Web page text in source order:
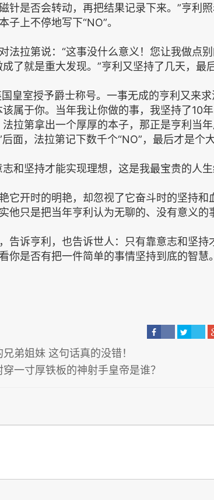
针是否会转动，再把结果记录下来。”亨利
子上不停地写下“NO”。
法拉第说：“这事没什么意义！您让我做点
了就是重大发现。”亨利又坚持了几天，最
皇室授予爵士称号。一事无成的亨利又来
属于你。当年我让你做的事，我坚持了10
法拉第拿出一个厚厚的本子，那正是亨利当
面，法拉第记下数千个“NO”，最后才是个大
和坚持才能实现理想，这是我最宝贵的人生
它开时的明艳，却忽视了它奋斗时的坚持和
他只是把当年亨利认为无聊的、没有意义的
告诉亨利，也告诉世人：只有靠意志和坚持
你是否有把一件简单的事情坚持到底的智慧。
弟姐妹 这句话真的没错！
一寸厚铁板的神射手皇帝是谁？